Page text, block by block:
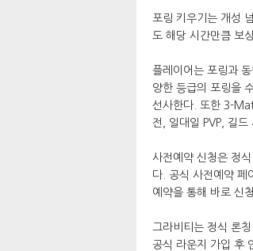
포링 키우기는 개성
도 해당 시간만큼 보
플레이어는 포링과
양한 등급의 포링을
선사한다. 또한 3-
전, 일대일 PVP, 길드
사전예약 신청은 정
다. 공식 사전예약 페
예약을 통해 바로 신
그라비티는 정식 론
공식 라운지 가입 후